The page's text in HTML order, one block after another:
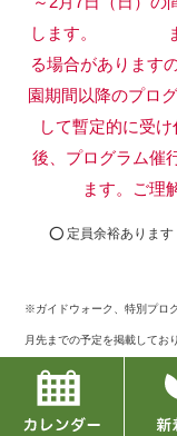
します。
また休
る場合があります
園期間以降のプロ
して暫定的に受け
後、プログラム催
ます。ご理
⭕ 定員余裕あります
※ガイドウォーク、特別プロ
月先までの予定を掲載してお
す。
※定員に達したものに関して
合せフォームまたはお電話で